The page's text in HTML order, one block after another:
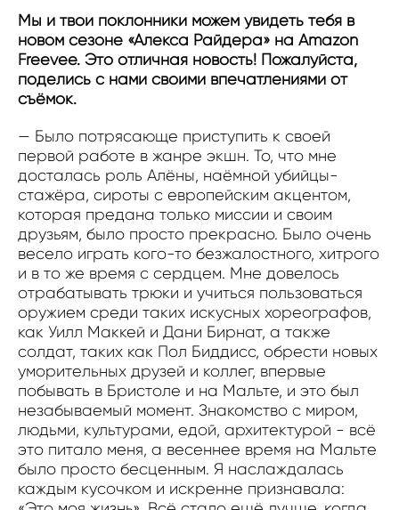
Мы и твои поклонники можем увидеть тебя в
новом сезоне «Алекса Райдера» на Amazon
Freevee. Это отличная новость! Пожалуйста,
поделись с нами своими впечатлениями от
съёмок.
— Было потрясающе приступить к своей
первой работе в жанре экшн. То, что мне
досталась роль Алёны, наёмной убийцы-
стажёра, сироты с европейским акцентом,
которая предана только миссии и своим
друзьям, было просто прекрасно. Было очень
весело играть кого-то безжалостного, хитрого
и в то же время с сердцем. Мне довелось
отрабатывать трюки и учиться пользоваться
оружием среди таких искусных хореографов,
как Уилл Маккей и Дани Бирнат, а также
солдат, таких как Пол Биддисс, обрести новых
уморительных друзей и коллег, впервые
побывать в Бристоле и на Мальте, и это был
незабываемый момент. Знакомство с миром,
людьми, культурами, едой, архитектурой - всё
это питало меня, а весеннее время на Мальте
было просто бесценным. Я наслаждалась
каждым кусочком и искренне признавала: